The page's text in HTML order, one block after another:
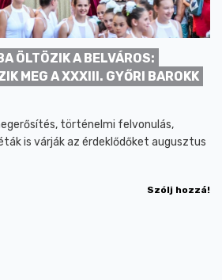
ÖLTÖZIK A BELVÁROS:
MEG A XXXIII. GYŐRI BAROKK
történelmi felvonulás,
is várják az érdeklődőket augusztus
Szólj hozzá!